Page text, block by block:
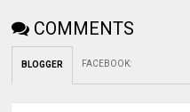
COMMENTS
BLOGGER FACEBOOK: